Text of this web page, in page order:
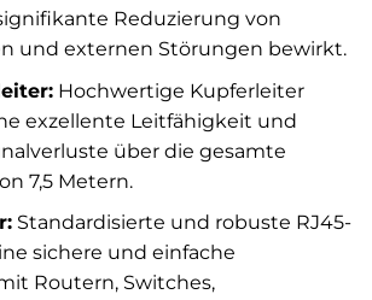
Reduzierung von
und externen Störungen bewirkt.
Hochwertige Kupferleiter
exzellente Leitfähigkeit und
über die gesamte
7,5 Metern.
Standardisierte und robuste RJ45-
sichere und einfache
Routern, Switches,